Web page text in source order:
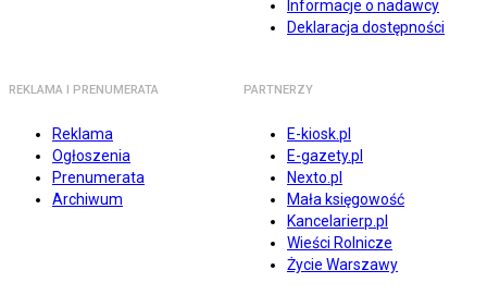
Informacje o nadawcy
Deklaracja dostępności
REKLAMA I PRENUMERATA
Reklama
Ogłoszenia
Prenumerata
Archiwum
PARTNERZY
E-kiosk.pl
E-gazety.pl
Nexto.pl
Mała księgowość
Kancelarierp.pl
Wieści Rolnicze
Życie Warszawy